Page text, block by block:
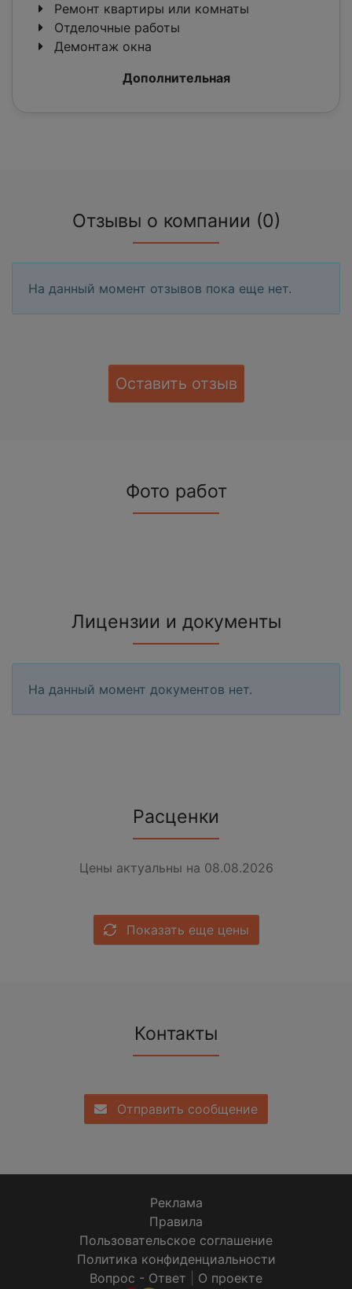
Ремонт квартиры или комнаты
Отделочные работы
Демонтаж окна
Дополнительная
Отзывы о компании (0)
На данный момент отзывов пока еще нет.
Оставить отзыв
Фото работ
Лицензии и документы
На данный момент документов нет.
Расценки
Цены актуальны на 08.08.2026
Показать еще цены
Контакты
Отправить сообщение
Реклама
Правила
Пользовательское соглашение
Политика конфиденциальности
Вопрос - Ответ
О проекте